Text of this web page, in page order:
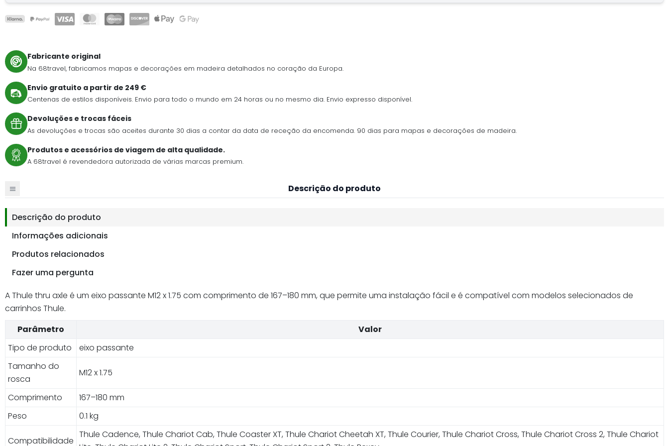
Fabricante original
Na 68travel, fabricamos mapas e decorações em madeira detalhados no coração da Europa.
Envio gratuito a partir de 249 €
Centenas de estilos disponíveis. Envio para todo o mundo em 24 horas ou no mesmo dia. Envio expresso disponível.
Devoluções e trocas fáceis
As devoluções e trocas são aceites durante 30 dias a contar da data de receção da encomenda. 90 dias para mapas e decorações de madeira.
Produtos e acessórios de viagem de alta qualidade.
A 68travel é revendedora autorizada de várias marcas premium.
Descrição do produto
Descrição do produto
Informações adicionais
Produtos relacionados
Fazer uma pergunta
A Thule thru axle é um eixo passante M12 x 1.75 com comprimento de 167–180 mm, que permite uma instalação fácil e é compatível com modelos selecionados de
carrinhos Thule.
Parâmetro
Valor
Tipo de produto
eixo passante
Tamanho do
rosca
M12 x 1.75
Comprimento
167–180 mm
Peso
0.1 kg
Compatibilidade
Thule Cadence, Thule Chariot Cab, Thule Coaster XT, Thule Chariot Cheetah XT, Thule Courier, Thule Chariot Cross, Thule Chariot Cross 2, Thule Chariot